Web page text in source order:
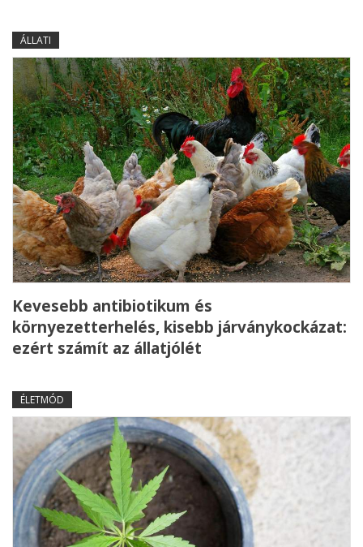
ÁLLATI
Kevesebb antibiotikum és
környezetterhelés, kisebb járványkockázat:
ezért számít az állatjólét
ÉLETMÓD